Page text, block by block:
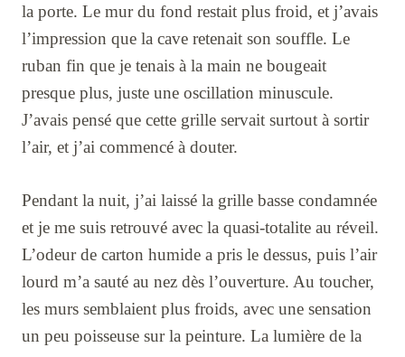
la porte. Le mur du fond restait plus froid, et j’avais
l’impression que la cave retenait son souffle. Le
ruban fin que je tenais à la main ne bougeait
presque plus, juste une oscillation minuscule.
J’avais pensé que cette grille servait surtout à sortir
l’air, et j’ai commencé à douter.
Pendant la nuit, j’ai laissé la grille basse condamnée
et je me suis retrouvé avec la quasi-totalite au réveil.
L’odeur de carton humide a pris le dessus, puis l’air
lourd m’a sauté au nez dès l’ouverture. Au toucher,
les murs semblaient plus froids, avec une sensation
un peu poisseuse sur la peinture. La lumière de la